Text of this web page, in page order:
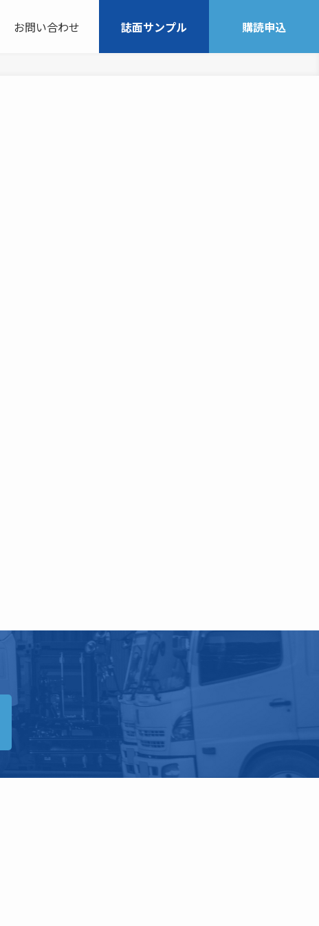
お問い合わせ 誌面サンプル 購読申込